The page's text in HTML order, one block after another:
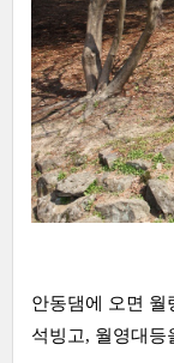
안동댐에 오면 월
석빙고, 월영대등